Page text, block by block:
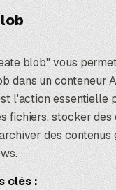
blob" vous
dans un conteneur
l'action essentielle
fichiers, stocker des
des contenus
clés :